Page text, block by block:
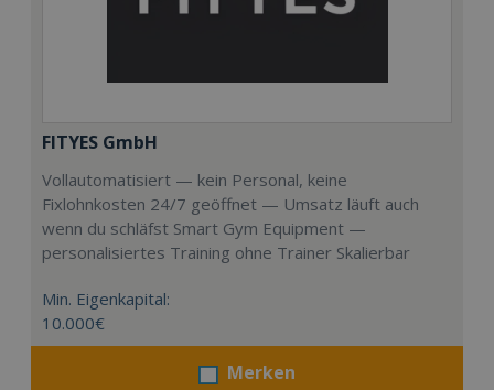
FITYES GmbH
Vollautomatisiert — kein Personal, keine
Fixlohnkosten 24/7 geöffnet — Umsatz läuft auch
wenn du schläfst Smart Gym Equipment —
personalisiertes Training ohne Trainer Skalierbar
Min. Eigenkapital:
10.000€
Merken